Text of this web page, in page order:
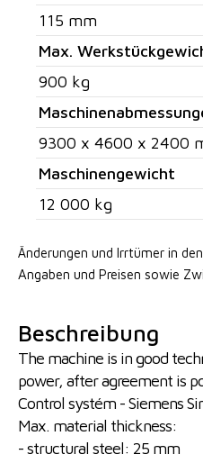
115 mm
Max.
900 kg
9300 x 4600 x 2400
Maschinengewicht
12 000 kg
Änderungen und Irrtümer in
Angaben und Preisen sowie
Beschreibung
The machine is in good
power, after agreement is
Control systém - Siemens
Max. material thickness:
- structural steel: 25 mm